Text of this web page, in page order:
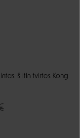
iš itin tvirtos Kong